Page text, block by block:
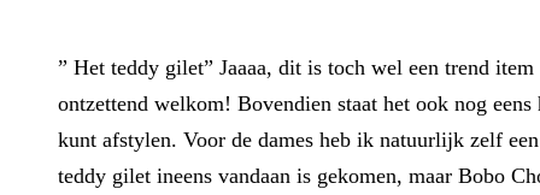
” Het teddy gilet” Jaaaa, dit is toch wel een trend
ontzettend welkom! Bovendien staat het ook nog
kunt afstylen. Voor de dames heb ik natuurlijk zelf
teddy gilet ineens vandaan is gekomen, maar Bobo